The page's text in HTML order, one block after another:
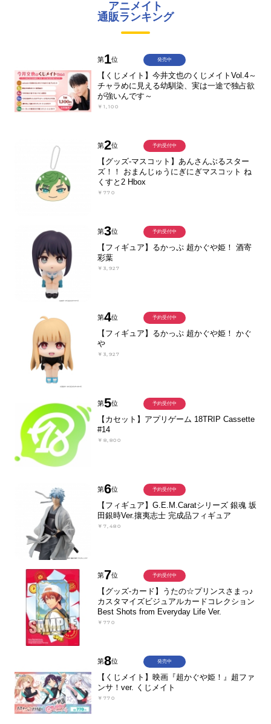
アニメイト
通販ランキング
第1位
【くじメイト】今井文也のくじメイトVol.4～
チャラめに見える幼馴染、実は一途で独占欲
が強いんです～
￥1,100
発売中
第2位
【グッズ-マスコット】あんさんぶるスター
ズ！！ おまんじゅうにぎにぎマスコット ね
くすと2 Hbox
￥770
予約受付中
第3位
【フィギュア】るかっぷ 超かぐや姫！ 酒寄
彩葉
￥3,927
予約受付中
第4位
【フィギュア】るかっぷ 超かぐや姫！ かぐ
や
￥3,927
予約受付中
第5位
【カセット】アプリゲーム 18TRIP Cassette
#14
￥8,800
予約受付中
第6位
【フィギュア】G.E.M.Caratシリーズ 銀魂 坂
田銀時Ver.攘夷志士 完成品フィギュア
￥7,480
予約受付中
第7位
【グッズ-カード】うたの☆プリンスさまっ♪
カスタマイズビジュアルカードコレクション
Best Shots from Everyday Life Ver.
￥770
予約受付中
第8位
【くじメイト】映画『超かぐや姫！』超ファ
ンサ！ver. くじメイト
￥770
発売中